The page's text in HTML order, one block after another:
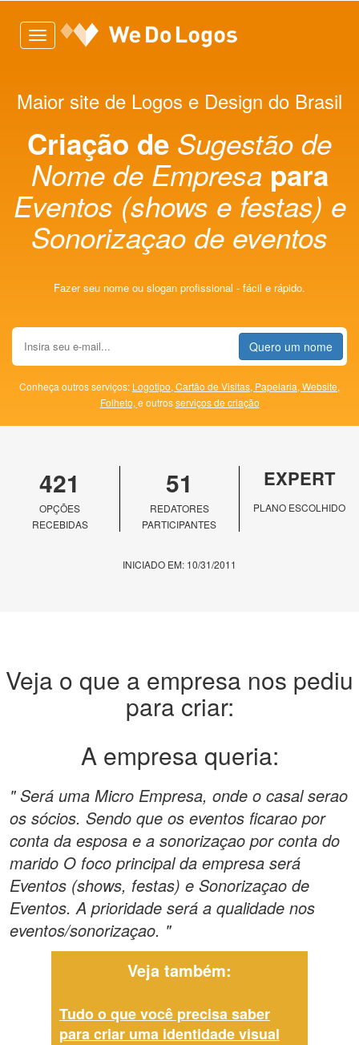
Toggle
navigation
Maior site de Logos e Design do Brasil
Criação de Sugestão de
Nome de Empresa para
Eventos (shows e festas) e
Sonorizaçao de eventos
Fazer seu nome ou slogan profissional - fácil e rápido.
Quero um nome
Conheça outros serviços: Logotipo, Cartão de Visitas, Papelaria, Website,
Folheto, e outrosserviços de criação
421
OPÇÕES
RECEBIDAS
51
REDATORES
PARTICIPANTES
EXPERT
PLANO ESCOLHIDO
INICIADO EM: 10/31/2011
Veja o que a empresa nos pediu
para criar:
A empresa queria:
" Será uma Micro Empresa, onde o casal serao
os sócios. Sendo que os eventos ficarao por
conta da esposa e a sonorizaçao por conta do
marido O foco principal da empresa será
Eventos (shows, festas) e Sonorizaçao de
Eventos. A prioridade será a qualidade nos
eventos/sonorizaçao. "
Veja também:
Tudo o que você precisa saber
para criar uma identidade visual